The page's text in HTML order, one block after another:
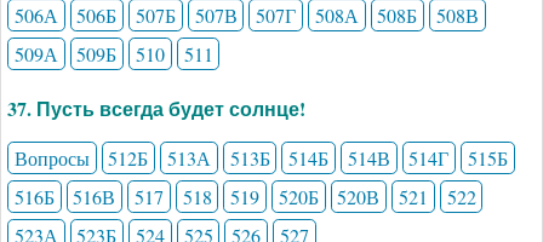
506А
506Б 507Б 507В 507Г 508А 508Б
508В
509А
509Б 510 511
37. Пусть всегда будет солнце!
Вопросы 512Б 513А 513Б 514Б 514В 514Г
515Б
516Б
516В 517 518 519 520Б 520В 521
522
523А
523Б 524 525 526 527